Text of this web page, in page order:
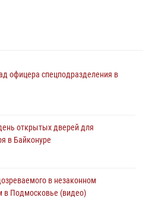
офицера спецподразделения в
открытых дверей для
в Байконуре
в незаконном
в Подмосковье (видео)